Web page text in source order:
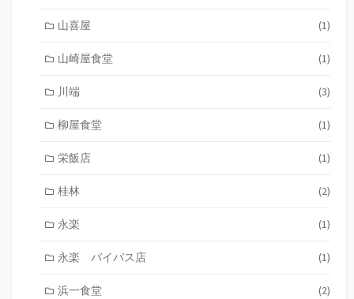
山喜屋 (1)
山崎屋食堂 (1)
川端 (3)
柳屋食堂 (1)
栄飯店 (1)
桂林 (2)
永楽 (1)
永楽 バイパス店 (1)
浜一食堂 (2)